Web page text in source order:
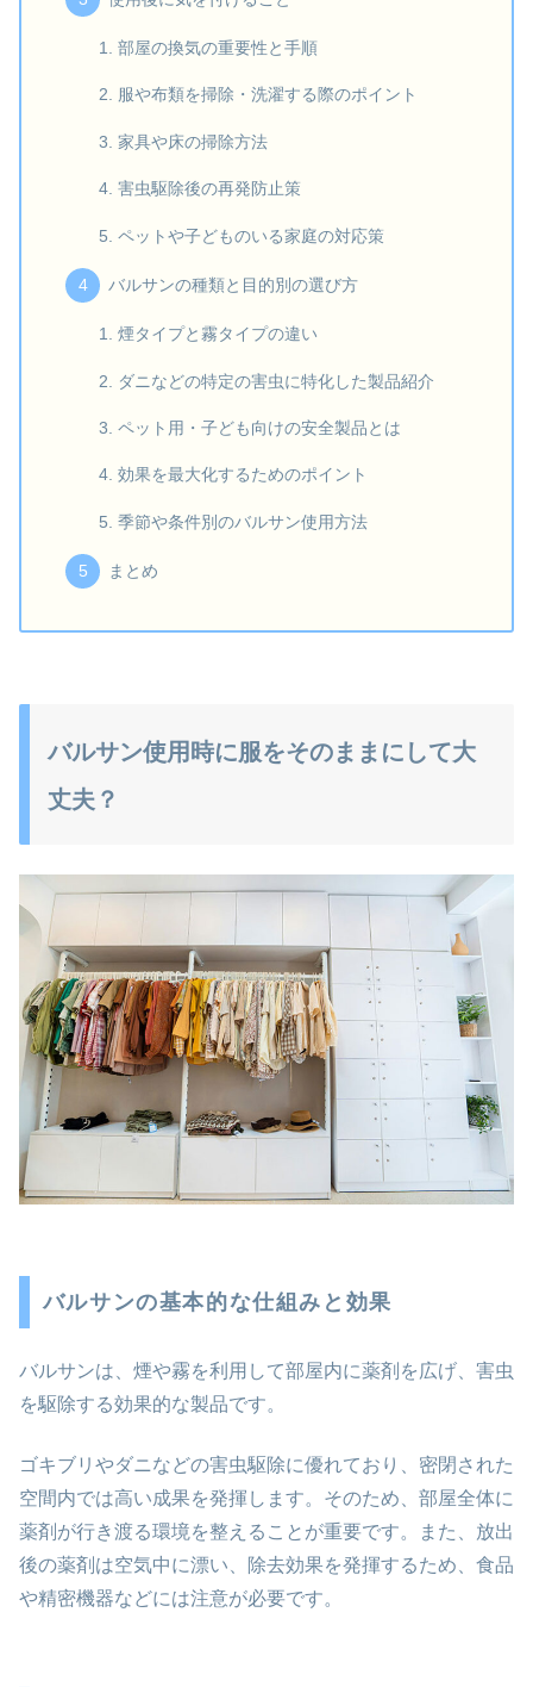
部屋の換気の重要性と手順
服や布類を掃除・洗濯する際のポイント
家具や床の掃除方法
害虫駆除後の再発防止策
ペットや子どものいる家庭の対応策
バルサンの種類と目的別の選び方
煙タイプと霧タイプの違い
ダニなどの特定の害虫に特化した製品紹介
ペット用・子ども向けの安全製品とは
効果を最大化するためのポイント
季節や条件別のバルサン使用方法
まとめ
バルサン使用時に服をそのままにして大
丈夫？
バルサンの基本的な仕組みと効果
バルサンは、煙や霧を利用して部屋内に薬剤を広げ、害虫
を駆除する効果的な製品です。
ゴキブリやダニなどの害虫駆除に優れており、密閉された
空間内では高い成果を発揮します。そのため、部屋全体に
薬剤が行き渡る環境を整えることが重要です。また、放出
後の薬剤は空気中に漂い、除去効果を発揮するため、食品
や精密機器などには注意が必要です。